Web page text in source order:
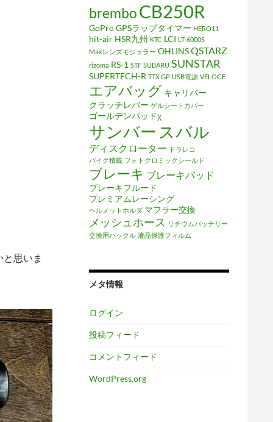
思いま
bremboCB250R
GoProGPSラップタイマー HERO11
hit-air HSR九州 KTC LCI LT-6000S
Maxレンズモジュラー OHLINSQSTARZ
rizoma RS-1 STF SUBARU SUNSTAR
SUPERTECH-R TTX GP USB電源 VELOCE
エアバッグ キャリパー
クラッチレバー ゲルシートカバー
ゴールデンパッドχ
サンバー スバル
ディスクローター
ドラレコ
バイク積載 フォトクロミックシールド
ブレーキ ブレーキパッド
ブレーキフルード
プレミアムレーシング
ヘルメットホルダ マフラー交換
メッシュホース
リチウムバッテリー
交換用バックル 液晶保護フィルム
メタ情報
ログイン
投稿フィード
コメントフィード
WordPress.org